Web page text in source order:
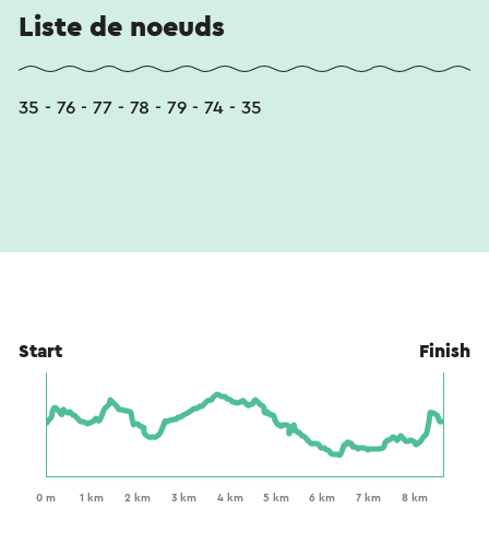
Liste de noeuds
35 - 76 - 77 - 78 - 79 - 74 - 35
Start Finish